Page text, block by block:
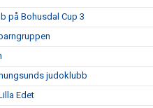
på Bohusdal Cup 3
judoklubb
Edet